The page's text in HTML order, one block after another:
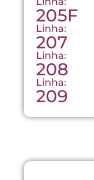
205F
Linha:
207
Linha:
208
Linha:
209